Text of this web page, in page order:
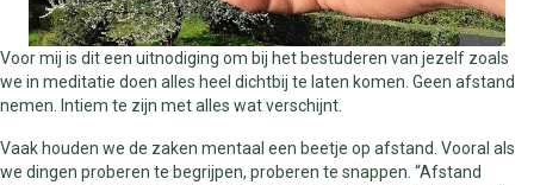
Voor mij is dit een uitnodiging om bij het bestuderen van jezelf zoals
we in meditatie doen alles heel dichtbij te laten komen. Geen afstand
nemen. Intiem te zijn met alles wat verschijnt.
Vaak houden we de zaken mentaal een beetje op afstand. Vooral als
we dingen proberen te begrijpen, proberen te snappen. “Afstand